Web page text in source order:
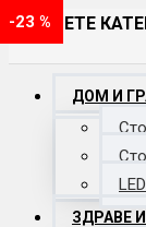
ИЗБЕРЕТЕ
ДОМ И
ЗДРАВЕ
-23 %
-15 %
-23 %
-23 %
-31 %
-20 %
-23 %
-23 %
-17 %
-9 %
-23 %
-23 %